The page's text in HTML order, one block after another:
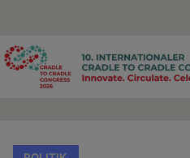
Advertising